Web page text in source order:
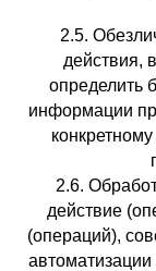
2.5.
действия,
определить
информации
2.6.
действие
(операций),
автоматизации